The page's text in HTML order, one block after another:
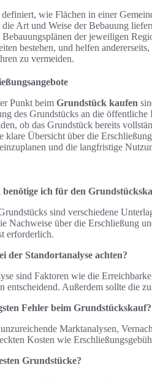
definiert, wie Flächen in einer
Art und Weise der Bebauung
der jeweiligen
bestehen, und helfen
zu vermeiden.
Punkt beim Grundstück kaufen
des Grundstücks an die
ob das Grundstück bereits
klare Übersicht über die
und die langfristige
benötige ich für den
sind verschiedene
Nachweise über die Erschließung
erforderlich.
der Standortanalyse achten?
sind Faktoren wie die
entscheidend. Außerdem sollte die
Fehler beim Grundstückskauf?
Marktanalysen,
Kosten wie
Grundstücke?